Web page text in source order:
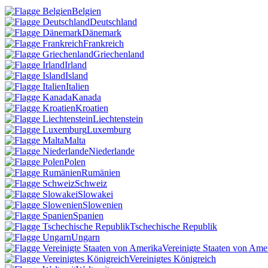
Belgien
Deutschland
Dänemark
Frankreich
Griechenland
Irland
Island
Italien
Kanada
Kroatien
Liechtenstein
Luxemburg
Malta
Niederlande
Polen
Rumänien
Schweiz
Slowakei
Slowenien
Spanien
Tschechische Republik
Ungarn
Vereinigte Staaten von
Vereinigtes Königreich